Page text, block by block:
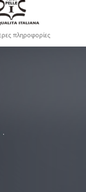
πληροφορίες
.